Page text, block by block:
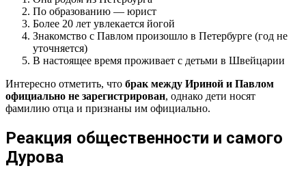
По образованию — юрист
Более 20 лет увлекается йогой
Знакомство с Павлом произошло в Петербурге (год не
уточняется)
В настоящее время проживает с детьми в Швейцарии
Интересно отметить, что брак между Ириной и Павлом
официально не зарегистрирован, однако дети носят
фамилию отца и признаны им официально.
Реакция общественности и самого
Дурова